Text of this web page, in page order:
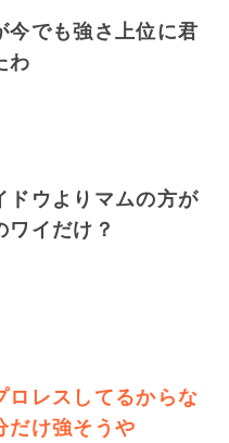
今でも強さ上位に君
わ
ドウよりマムの方が
ワイだけ？
ロレスしてるからな
だけ強そうや